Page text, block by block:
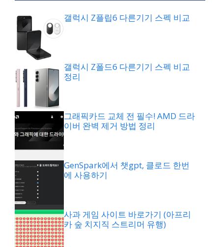
갤럭시 Z플립6 다른기기 스펙 비교
갤럭시 Z폴드6 다른기기 스펙 비교
정리
그래픽카드 교체 전 필수! AMD 드라
이버 완벽 제거 방법 정리
GenSpark에서 챗gpt, 클로드 한번
에 사용하기
사과 게임 사이트 바로가기 (아프리
카 숲 치지직 스트리머 유행)